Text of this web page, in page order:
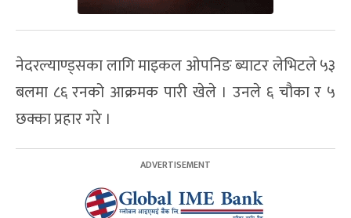
नेदरल्याण्ड्सका लागि माइकल ओपनिङ ब्याटर लेभिटले ५३
बलमा ८६ रनको आक्रमक पारी खेले । उनले ६ चौका र ५
छक्का प्रहार गरे ।